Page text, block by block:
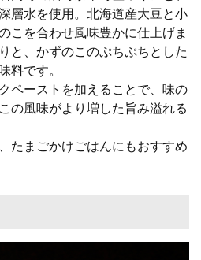
層水を使用。北海道産大豆と小
こを合わせ風味豊かに仕上げま
と、かずのこのぷちぷちとした
料です。
ペーストを加えることで、味の
の風味がより増した旨み溢れる
たまごかけごはんにもおすすめ